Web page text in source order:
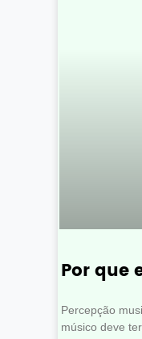
Por que
Percepção
músico deve